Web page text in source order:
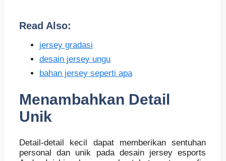
Read Also:
jersey gradasi
desain jersey ungu
bahan jersey seperti apa
Menambahkan Detail
Unik
Detail-detail kecil dapat memberikan sentuhan
personal dan unik pada desain jersey esports